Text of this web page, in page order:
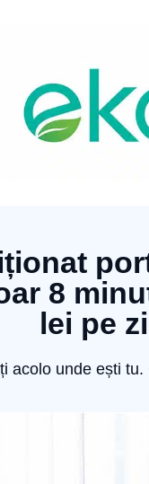
8
lei pe zi
acolo unde ești